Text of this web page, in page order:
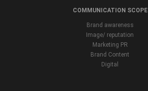
COMMUNICATION SCOPE
Brand awareness
Image/ reputation
Marketing PR
Brand Content
Digital